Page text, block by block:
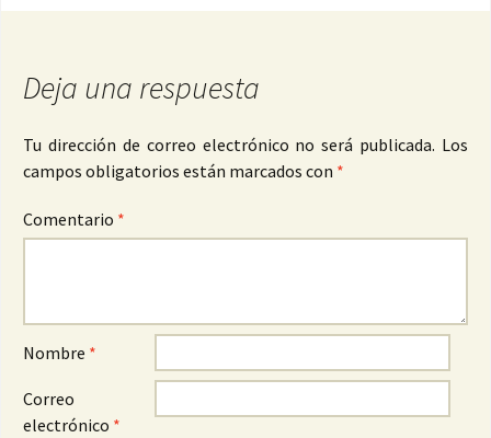
Deja una respuesta
Tu dirección de correo electrónico no será publicada. Los
campos obligatorios están marcados con *
Comentario *
Nombre *
Correo
electrónico *